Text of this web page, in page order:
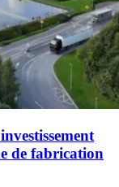
de fabrication